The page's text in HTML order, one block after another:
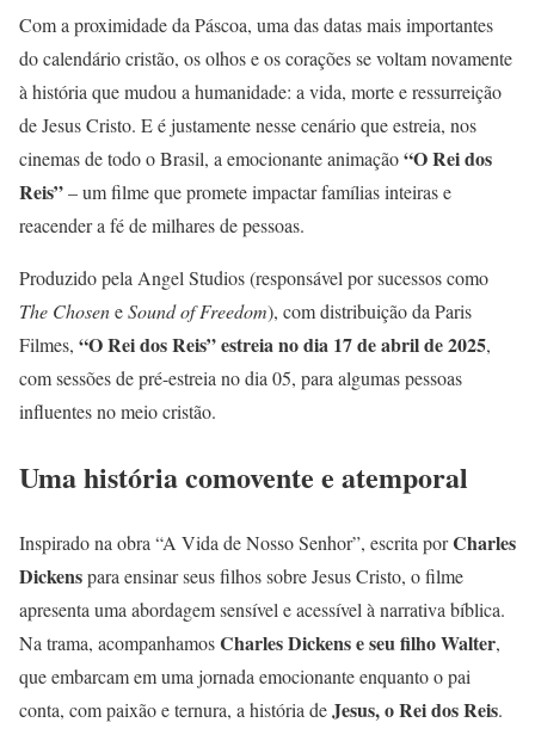
Com a proximidade da Páscoa, uma das datas mais importantes
do calendário cristão, os olhos e os corações se voltam novamente
à história que mudou a humanidade: a vida, morte e ressurreição
de Jesus Cristo. E é justamente nesse cenário que estreia, nos
cinemas de todo o Brasil, a emocionante animação“O Rei dos
Reis”– um filme que promete impactar famílias inteiras e
reacender a fé de milhares de pessoas.
Produzido pela Angel Studios (responsável por sucessos como
The ChoseneSound of Freedom), com distribuição da Paris
Filmes, “O Rei dos Reis” estreia no dia 17 de abril de 2025,
com sessões de pré-estreia no dia 05, para algumas pessoas
influentes no meio cristão.
Uma história comovente e atemporal
Inspirado na obra “A Vida de Nosso Senhor”, escrita porCharles
Dickenspara ensinar seus filhos sobre Jesus Cristo, o filme
apresenta uma abordagem sensível e acessível à narrativa bíblica.
Na trama, acompanhamosCharles Dickens e seu filho Walter,
que embarcam em uma jornada emocionante enquanto o pai
conta, com paixão e ternura, a história deJesus, o Rei dos Reis.